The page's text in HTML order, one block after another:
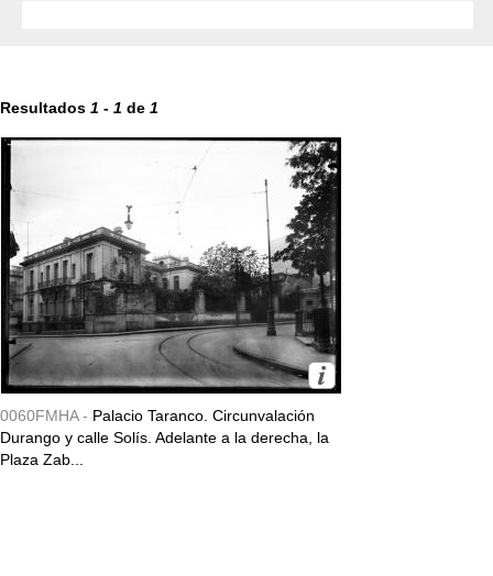
Resultados 1 - 1 de 1
0060FMHA - Palacio Taranco. Circunvalación
Durango y calle Solís. Adelante a la derecha, la
Plaza Zab...